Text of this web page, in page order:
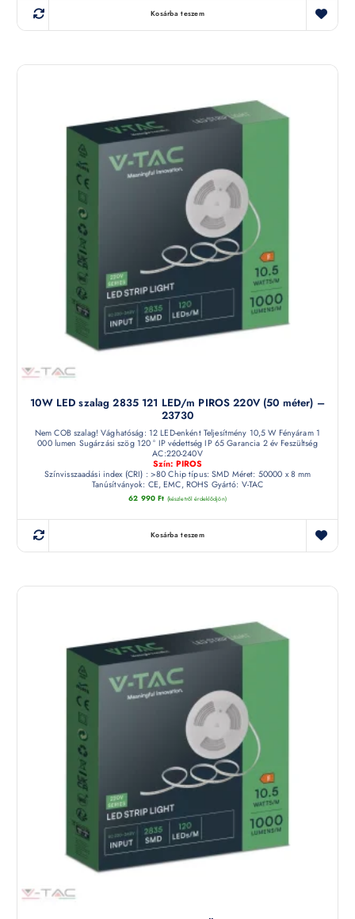
Kosárba teszem
10W LED szalag 2835 121 LED/m PIROS 220V (50 méter) –
23730
Nem COB szalag! Vághatóság: 12 LED-enként Teljesítmény 10,5 W Fényáram 1
000 lumen Sugárzási szög 120 ° IP védettség IP 65 Garancia 2 év Feszültség
AC:220-240V
Szín: PIROS
Színvisszaadási index (CRI) : >80 Chip típus: SMD Méret: 50000 x 8 mm
Tanúsítványok: CE, EMC, ROHS Gyártó: V-TAC
62 990Ft (készletről érdeklődjön)
Kosárba teszem